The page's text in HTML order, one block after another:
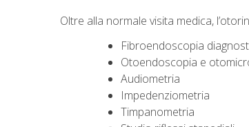
Oltre alla normale visita medica,
Fibroendoscopia
Otoendoscopia e
Audiometria
Impedenziometria
Timpanometria